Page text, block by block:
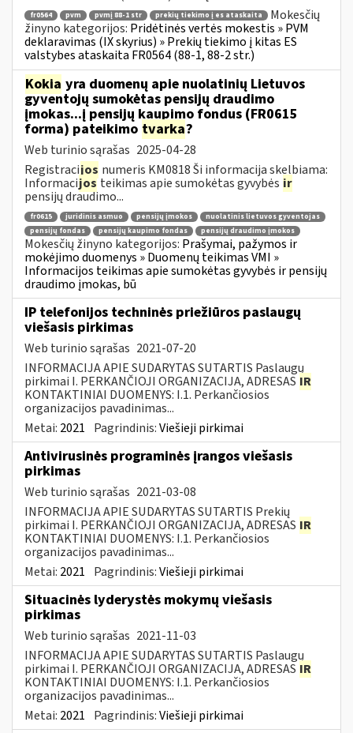
fr0564 pvm pvmį 88-1 str prekių tiekimo į es ataskaita
Mokesčių
žinyno kategorijos: Pridėtinės vertės mokestis » PVM
deklaravimas (IX skyrius) » Prekių tiekimo į kitas ES
valstybes ataskaita FR0564 (88-1, 88-2 str.)
Kokia yra duomenų apie nuolatinių Lietuvos
gyventojų sumokėtas pensijų draudimo
įmokas...į pensijų kaupimo fondus (FR0615
forma) pateikimo tvarka?
Web turinio sąrašas 2025-04-28
Registracijos numeris KM0818 Ši informacija skelbiama:
Informacijosteikimas apie sumokėtas gyvybės ir
pensijų draudimo...
fr0615 juridinis asmuo pensijų įmokos
nuolatinis lietuvos gyventojas
pensijų fondas
pensijų kaupimo fondas pensijų draudimo įmokos
Mokesčių žinyno kategorijos: Prašymai, pažymos ir
mokėjimo duomenys » Duomenų teikimas VMI »
Informacijos teikimas apie sumokėtas gyvybės ir pensijų
draudimo įmokas, bū
IP telefonijos techninės priežiūros paslaugų
viešasis pirkimas
Web turinio sąrašas 2021-07-20
INFORMACIJA APIE SUDARYTAS SUTARTIS Paslaugų
pirkimai I. PERKANČIOJI ORGANIZACIJA, ADRESAS IR
KONTAKTINIAI DUOMENYS: I.1. Perkančiosios
organizacijos pavadinimas...
Metai: 2021 Pagrindinis:Viešieji pirkimai
Antivirusinės programinės įrangos viešasis
pirkimas
Web turinio sąrašas 2021-03-08
INFORMACIJA APIE SUDARYTAS SUTARTIS Prekių
pirkimai I. PERKANČIOJI ORGANIZACIJA, ADRESAS IR
KONTAKTINIAI DUOMENYS: I.1. Perkančiosios
organizacijos pavadinimas...
Metai: 2021 Pagrindinis:Viešieji pirkimai
Situacinės lyderystės mokymų viešasis
pirkimas
Web turinio sąrašas 2021-11-03
INFORMACIJA APIE SUDARYTAS SUTARTIS Paslaugų
pirkimai I. PERKANČIOJI ORGANIZACIJA, ADRESAS IR
KONTAKTINIAI DUOMENYS: I.1. Perkančiosios
organizacijos pavadinimas...
Metai: 2021 Pagrindinis:Viešieji pirkimai